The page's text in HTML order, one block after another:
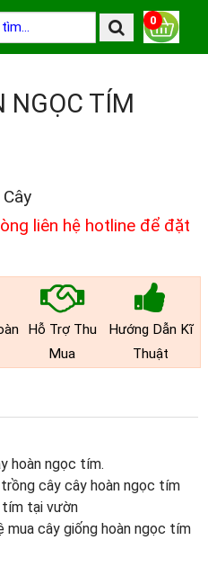
0
NGỌC TÍM
Cây
liên hệ hotline để đặt
Hỗ Trợ Thu
Mua
Hướng Dẫn Kĩ
Thuật
hoàn ngọc tím.
cây cây hoàn ngọc tím
tím tại vườn
mua cây giống hoàn ngọc tím